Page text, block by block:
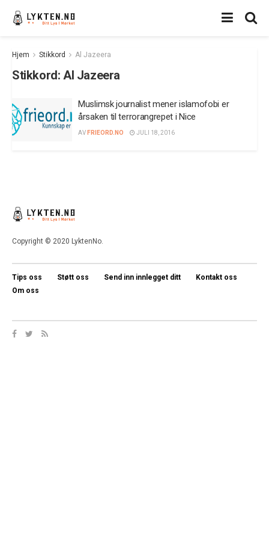
Hjem Stikkord Al Jazeera
Stikkord: Al Jazeera
Muslimsk journalist mener islamofobi er
årsaken til terrorangrepet i Nice
AV FRIEORD.NO JULI 18, 2016
Copyright © 2020 LyktenNo.
Tips oss Støtt oss Send inn innlegget ditt
Kontakt oss
Om oss